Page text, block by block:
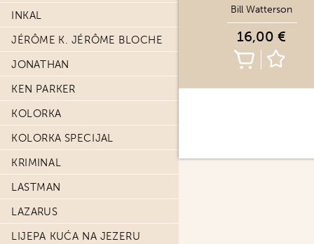
INKAL
JÉRÔME K. JÉRÔME BLOCHE
JONATHAN
KEN PARKER
KOLORKA
KOLORKA SPECIJAL
KRIMINAL
LASTMAN
LAZARUS
LIJEPA KUĆA NA JEZERU
Bill Watterson
16,00 €